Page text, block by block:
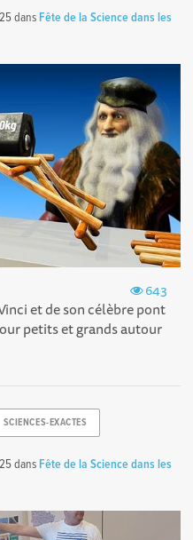
dans Fête de la Science dans les
643
et de son célèbre pont
petits et grands autour
SCIENCES-EXACTES
dans Fête de la Science dans les